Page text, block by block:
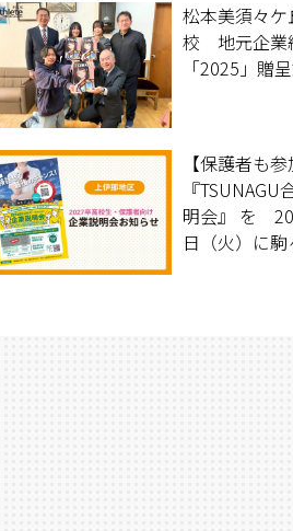
松本美須々ケ
校 地元企業
「2025」贈
【保護者も参
『
明会』 を
日（火）に駒